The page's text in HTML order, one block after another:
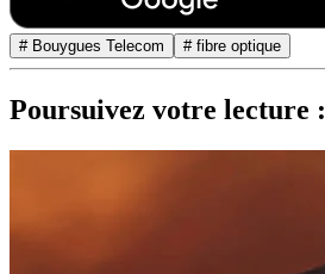
# Bouygues Telecom # fibre optique
Poursuivez votre lecture :